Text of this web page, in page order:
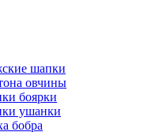
шапки
овчины
боярки
ушанки
бобра